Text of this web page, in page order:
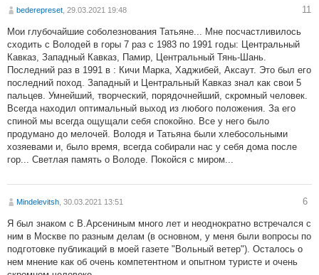
bederepreset , 29.03.2021 19:48 11
Мои глубочайшие соболезнования Татьяне... Мне посчастливилось
сходить с Володей в горы 7 раз с 1983 по 1991 годы: Центральный
Кавказ, Западный Кавказ, Памир, Центральный Тянь-Шань.
Последний раз в 1991 в : Кичи Марка, Хаджибей, Аксаут. Это был его
последний поход. Западный и Центральный Кавказ знал как свои 5
пальцев. Умнейший, творческий, порядочнейший, скромный человек.
Всегда находил оптимальный выход из любого положения. За его
спиной мы всегда ощущали себя спокойно. Все у него было
продумано до мелочей. Володя и Татьяна были хлебосольными
хозяевами и, было время, всегда собирали нас у себя дома после
гор... Светлая память о Володе. Покойся с миром...
Mindelevitsh , 30.03.2021 13:51 6
Я был знаком с В.Арсениным много лет и неоднократно встречался с
ним в Москве по разным делам (в основном, у меня были вопросы по
подготовке публикаций в моей газете "Вольный ветер"). Осталось о
нем мнение как об очень компетентном и опытном туристе и очень